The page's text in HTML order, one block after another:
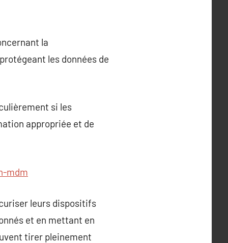
la
les données de
si les
appropriée et de
mdm
leurs dispositifs
et en mettant en
tirer pleinement